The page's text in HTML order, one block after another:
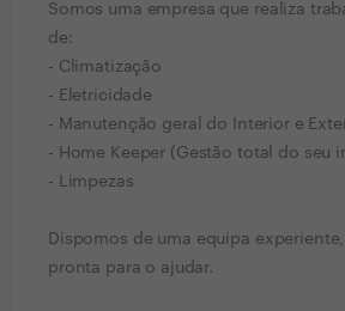
Somos uma empresa que realiza
de:
- Climatização
- Eletricidade
- Manutenção geral do Interior e
- Home Keeper (Gestão total do seu
- Limpezas
Dispomos de uma equipa
pronta para o ajudar.